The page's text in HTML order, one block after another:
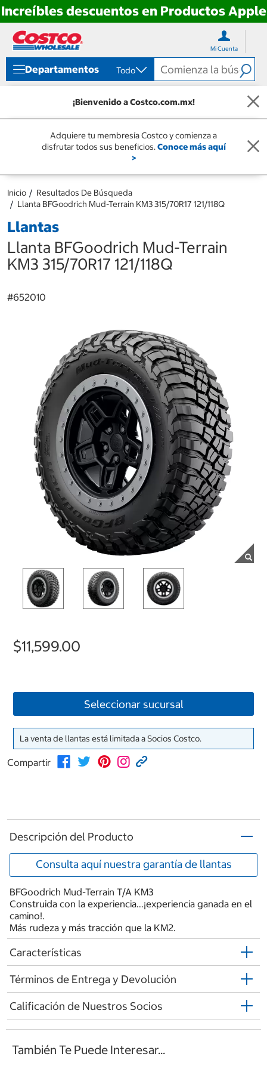
Increíbles descuentos en Productos Apple
directo
contenido
directo
menú
navegación
Mi Cuenta
Departamentos Todo
¡Bienvenido a Costco.com.mx!
Adquiere tu membresía Costco y comienza a
disfrutar todos sus beneficios.Conoce más aquí
>
Inicio
Resultados De Búsqueda
Llanta BFGoodrich Mud-Terrain KM3 315/70R17 121/118Q
Llantas
Llanta BFGoodrich Mud-Terrain
KM3 315/70R17 121/118Q
#652010
$11,599.00
Seleccionar sucursal
La venta de llantas está limitada a Socios Costco.
Compartir
Descripción del Producto
Consulta aquí nuestra garantía de llantas
BFGoodrich Mud-Terrain T/A KM3
Construida con la experiencia...¡experiencia ganada en el
camino!.
Más rudeza y más tracción que la KM2.
Características
Términos de Entrega y Devolución
Calificación de Nuestros Socios
También Te Puede Interesar...